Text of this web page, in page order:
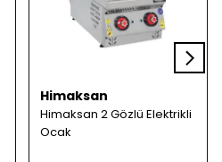
Himaksan
Himaksan 2 Gözlü Elektrikli
Ocak